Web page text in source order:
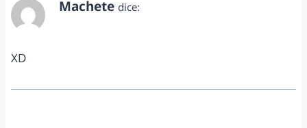
Machete dice:
XD